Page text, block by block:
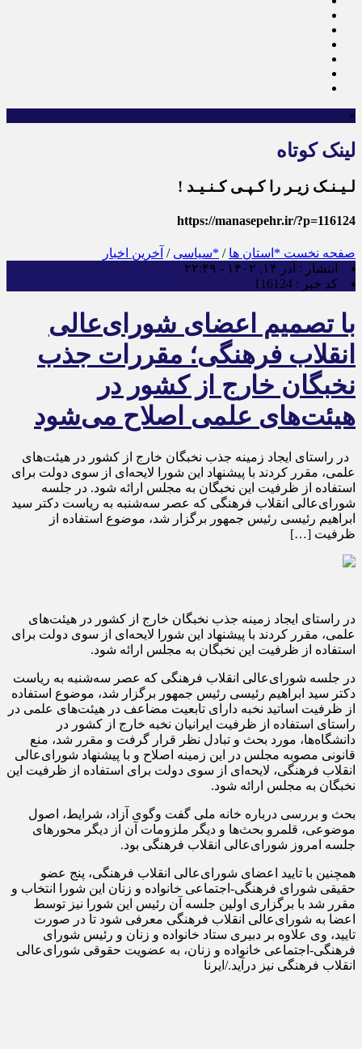
×
لینک کوتاه
لـیـنـک زیـر را کـپـی کـنـیـد !
https://manasepehr.ir/?p=116124
صفحه نخست *استان ها / *سیاسی / آخرین اخبار
انتشار : آذر ۱۴, ۱۴۰۲ - ۲۲:۴۹
کد خبر : 116124
با تصمیم اعضای شورای‌عالی
انقلاب فرهنگی؛ مقررات جذب
نخبگان خارج از کشور در
هیئت‌های علمی اصلاح می‌شود
در راستای ایجاد زمینه جذب نخبگان خارج از کشور در هیئت‌های
علمی، مقرر کردند با پیشنهاد این شورا لایحه‌ای از سوی دولت برای
استفاده از ظرفیت این نخبگان به مجلس ارائه شود. در جلسه
شورای‌عالی انقلاب فرهنگی که عصر سه‌شنبه به ریاست دکتر سید
ابراهیم رئیسی رئیس جمهور برگزار شد، موضوع استفاده از
ظرفیت […]
در راستای ایجاد زمینه جذب نخبگان خارج از کشور در هیئت‌های
علمی، مقرر کردند با پیشنهاد این شورا لایحه‌ای از سوی دولت برای
استفاده از ظرفیت این نخبگان به مجلس ارائه شود.
در جلسه شورای‌عالی انقلاب فرهنگی که عصر سه‌شنبه به ریاست
دکتر سید ابراهیم رئیسی رئیس جمهور برگزار شد، موضوع استفاده
از ظرفیت اساتید نخبه دارای تابعیت مضاعف در هیئت‌های علمی در
راستای استفاده از ظرفیت ایرانیان نخبه خارج از کشور در
دانشگاه‌ها، مورد بحث و تبادل نظر قرار گرفت و مقرر شد، منع
قانونی مصوبه مجلس در این زمینه اصلاح و با پیشنهاد شورای‌عالی
انقلاب فرهنگی، لایحه‌ای از سوی دولت برای استفاده از ظرفیت این
نخبگان به مجلس ارائه شود.
بحث و بررسی درباره خانه ملی گفت وگوی آزاد، شرایط، اصول
موضوعی، قلمرو بحث‌ها و دیگر ملزومات آن از دیگر محورهای
جلسه امروز شورای‌عالی انقلاب فرهنگی بود.
همچنین با تایید اعضای شورای‌عالی انقلاب فرهنگی، پنج عضو
حقیقی شورای فرهنگی-اجتماعی خانواده و زنان این شورا انتخاب و
مقرر شد با برگزاری اولین جلسه آن رئیس این شورا نیز توسط
اعضا به شورای‌عالی انقلاب فرهنگی معرفی شود تا در صورت
تایید، وی علاوه بر دبیری ستاد خانواده و زنان و رئیس شورای
فرهنگی-اجتماعی خانواده و زنان، به عضویت حقوقی شورای‌عالی
انقلاب فرهنگی نیز درآید./ایرنا